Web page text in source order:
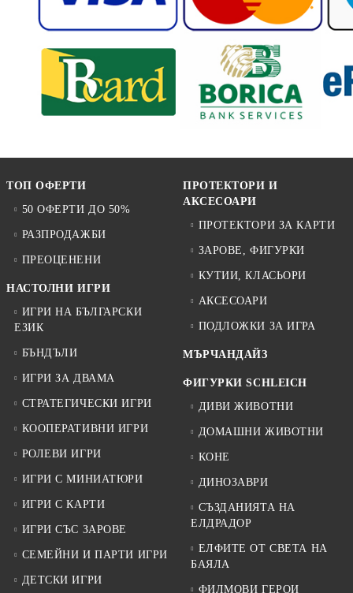
ТОП ОФЕРТИ
50 ОФЕРТИ ДО 50%
РАЗПРОДАЖБИ
ПРЕОЦЕНЕНИ
НАСТОЛНИ ИГРИ
ИГРИ НА БЪЛГАРСКИ
ЕЗИК
БЪНДЪЛИ
ИГРИ ЗА ДВАМА
СТРАТЕГИЧЕСКИ ИГРИ
КООПЕРАТИВНИ ИГРИ
РОЛЕВИ ИГРИ
ИГРИ С МИНИАТЮРИ
ИГРИ С КАРТИ
ИГРИ СЪС ЗАРОВЕ
СЕМЕЙНИ И ПАРТИ ИГРИ
ДЕТСКИ ИГРИ
ПРОТЕКТОРИ И
АКСЕСОАРИ
ПРОТЕКТОРИ ЗА КАРТИ
ЗАРОВЕ, ФИГУРКИ
КУТИИ, КЛАСЬОРИ
АКСЕСОАРИ
ПОДЛОЖКИ ЗА ИГРА
МЪРЧАНДАЙЗ
ФИГУРКИ SCHLEICH
ДИВИ ЖИВОТНИ
ДОМАШНИ ЖИВОТНИ
КОНЕ
ДИНОЗАВРИ
СЪЗДАНИЯТА НА
ЕЛДРАДОР
ЕЛФИТЕ ОТ СВЕТА НА
БАЯЛА
ФИЛМОВИ ГЕРОИ